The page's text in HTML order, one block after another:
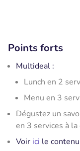
Points forts
Multideal :
Lunch en 2
Menu en 3
Dégustez un
en 3 services à la
Voir ici le